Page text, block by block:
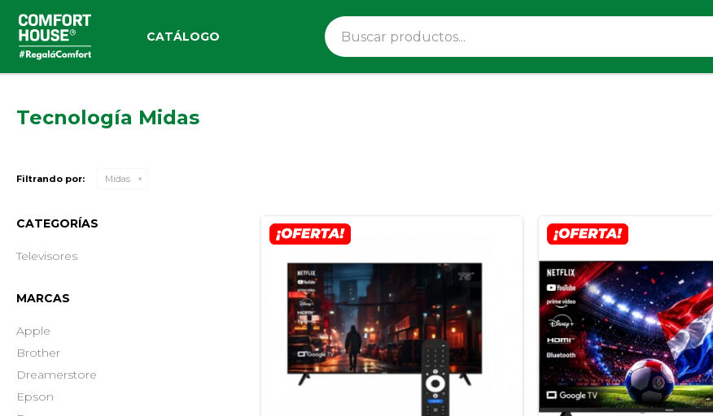
CATÁLOGO
Tecnología Midas
Filtrando por: Midas
CATEGORÍAS
Televisores
MARCAS
Apple
Brother
Dreamerstore
Epson